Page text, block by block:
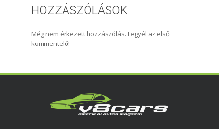
HOZZÁSZÓLÁSOK
Még nem érkezett hozzászólás. Legyél az első
kommentelő!